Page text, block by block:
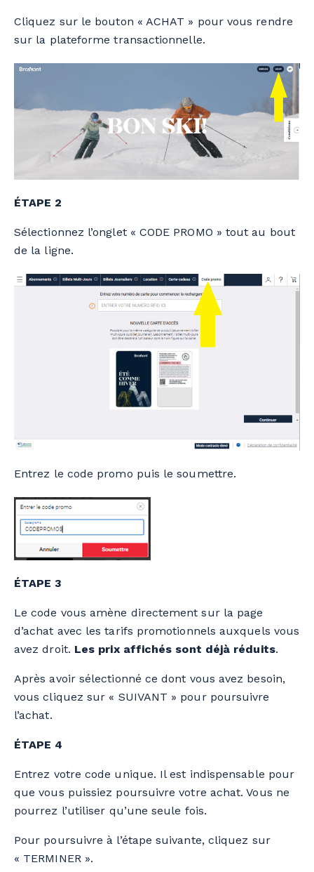
Cliquez sur le bouton « ACHAT » pour vous rendre
sur la plateforme transactionnelle.
ÉTAPE 2
Sélectionnez l’onglet « CODE PROMO » tout au bout
de la ligne.
Entrez le code promo puis le soumettre.
ÉTAPE 3
Le code vous amène directement sur la page
d’achat avec les tarifs promotionnels auxquels vous
avez droit. Les prix affichés sont déjà réduits.
Après avoir sélectionné ce dont vous avez besoin,
vous cliquez sur « SUIVANT » pour poursuivre
l’achat.
ÉTAPE 4
Entrez votre code unique. Il est indispensable pour
que vous puissiez poursuivre votre achat. Vous ne
pourrez l’utiliser qu’une seule fois.
Pour poursuivre à l’étape suivante, cliquez sur
« TERMINER ».